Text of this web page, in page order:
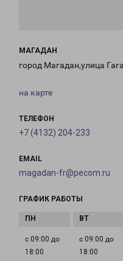
МАГАДАН
город Магадан,улица
на карте
ТЕЛЕФОН
+7 (4132) 204-233
EMAIL
magadan-fr@pecom.ru
ГРАФИК РАБОТЫ
с 09:00 до
18:00
с 09:00 до
18:00